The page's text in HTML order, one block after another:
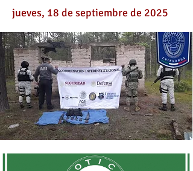
jueves, 18 de septiembre de 2025